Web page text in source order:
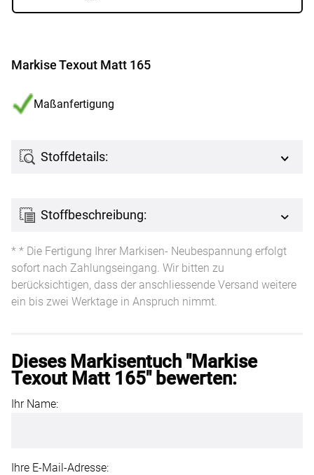
Markise Texout Matt 165
Maßanfertigung
Stoffdetails:
Stoffbeschreibung:
* * Die Fertigung Ihrer Markisen- Neubespannung erfolgt
sofort nach Zahlungseingang. Wir bitten zu
berücksichtigen, dass der anschliessende Versand weitere
ein bis zwei Werktage in Anspruch nimmt.
Dieses Markisentuch "Markise
Texout Matt 165" bewerten:
Ihr Name:
Ihre E-Mail-Adresse: